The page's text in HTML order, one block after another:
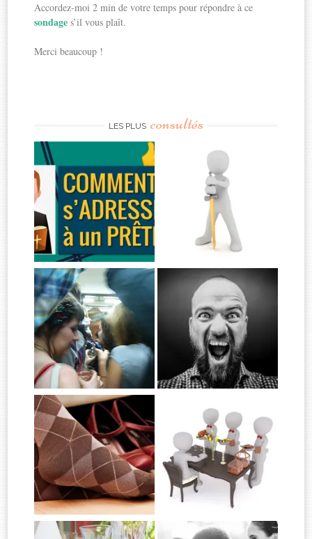
Accordez-moi 2 min de votre temps pour répondre à ce
sondages’il vous plaît.
Merci beaucoup !
LES PLUS consultés